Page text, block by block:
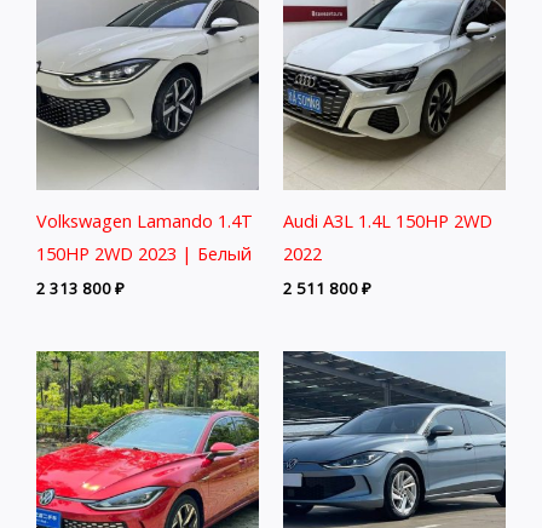
Volkswagen Lamando 1.4T
150HP 2WD 2023 | Белый
2 313 800₽
Audi A3L 1.4L 150HP 2WD
2022
2 511 800₽